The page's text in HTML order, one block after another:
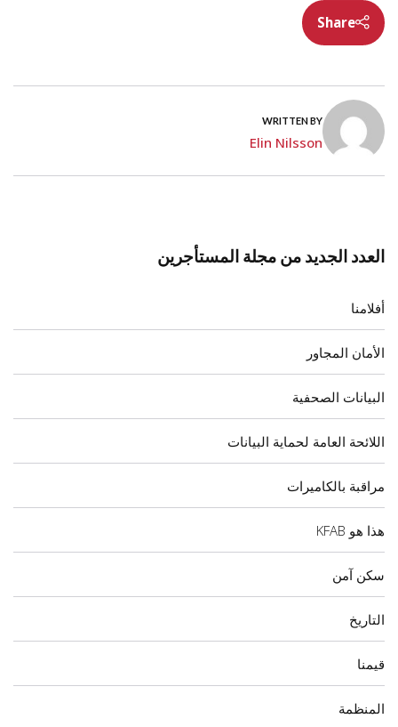
العدد الجديد من مجلة المستأجرين
أفلامنا
الأمان المجاور
البيانات الصحفية
اللائحة العامة لحماية البيانات
مراقبة بالكاميرات
هذا هو KFAB
سكن آمن
التاريخ
قيمنا
المنظمة
Share
WRITTEN BY
Elin Nilsson